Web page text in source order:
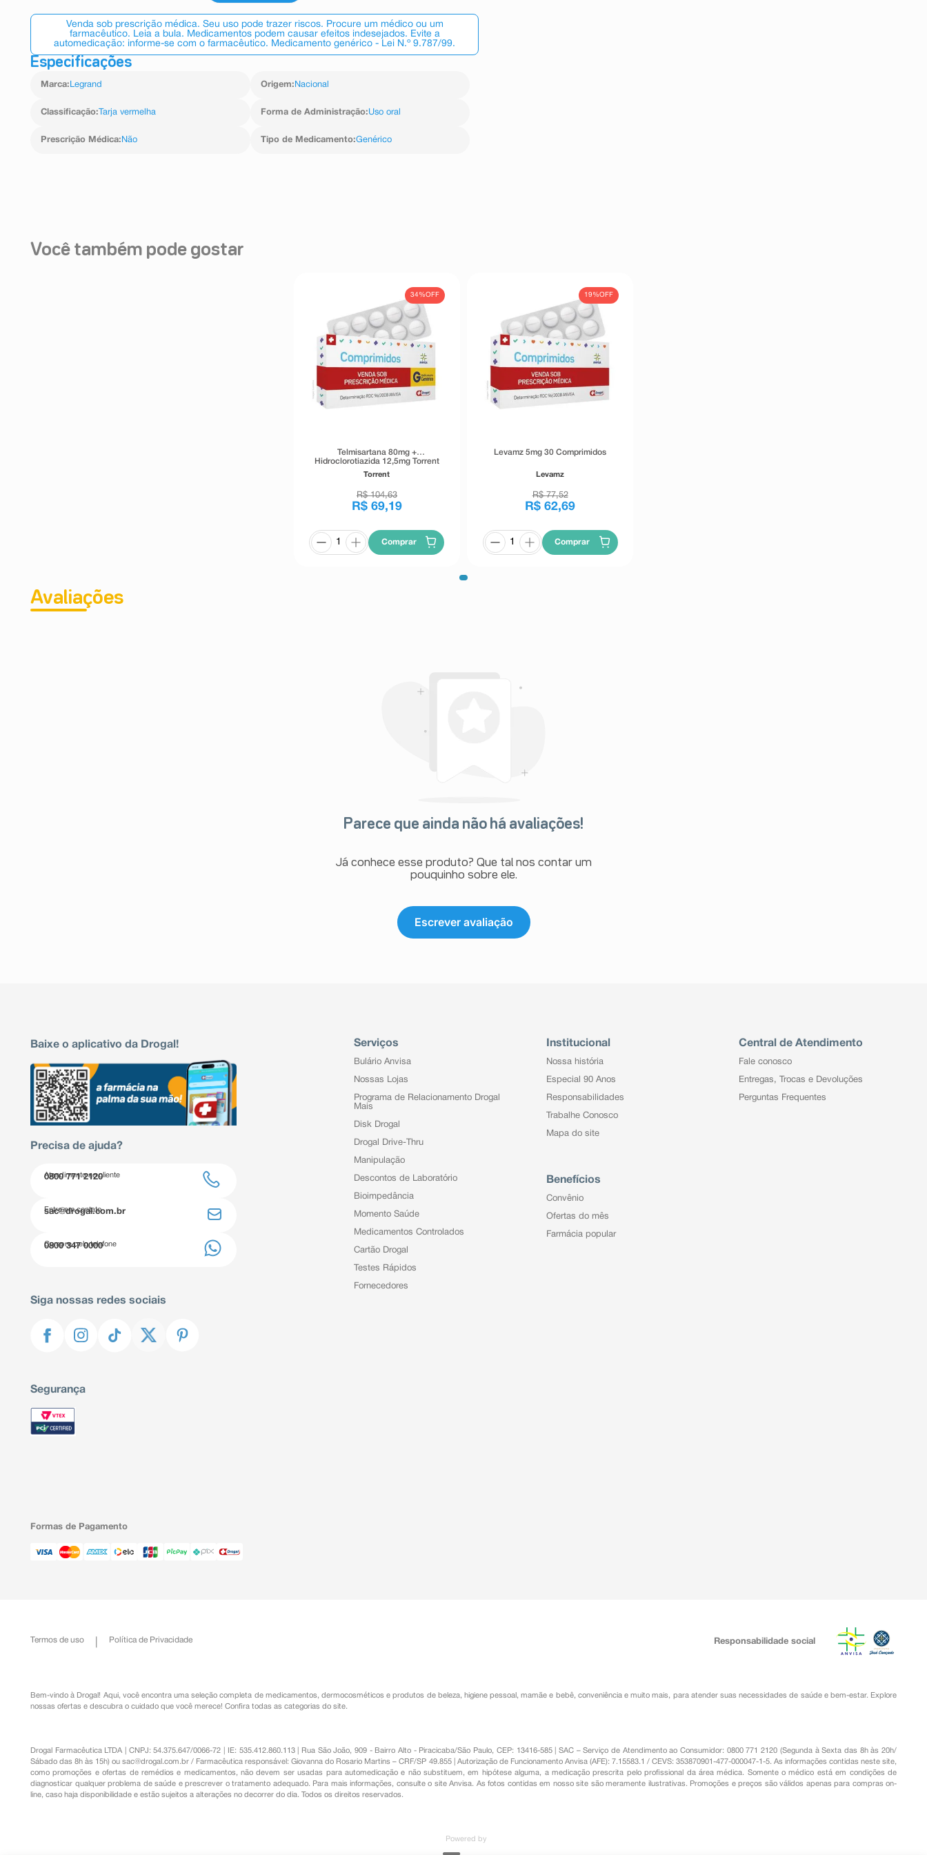
Venda sob prescrição médica. Seu uso pode trazer riscos. Procure um médico ou um
farmacêutico. Leia a bula. Medicamentos podem causar efeitos indesejados. Evite a
automedicação: informe-se com o farmacêutico. Medicamento genérico - Lei N.º 9.787/99.
Especificações
Marca: Legrand Origem: Nacional
Classificação: Tarja vermelha Forma de Administração:Uso oral
Prescrição Médica: Não Tipo de Medicamento:Genérico
Você também pode gostar
34%OFF
Telmisartana 80mg +
Hidroclorotiazida 12,5mg Torrent
30 Comprimidos
Torrent
R$ 104,63
R$ 69,19
Comprar
19%OFF
Levamz 5mg 30 Comprimidos
Levamz
R$ 77,52
R$ 62,69
Comprar
Avaliações
Parece que ainda não há avaliações!
Já conhece esse produto? Que tal nos contar um
pouquinho sobre ele.
Escrever avaliação
Baixe o aplicativo da Drogal!
Precisa de ajuda?
Atendimento ao cliente
0800 771 2120
Entre em contato
sac@drogal.com.br
Compre pelo telefone
0800 347 0000
Siga nossas redes sociais
Segurança
Serviços
Bulário Anvisa
Nossas Lojas
Programa de Relacionamento Drogal
Mais
Disk Drogal
Drogal Drive-Thru
Manipulação
Descontos de Laboratório
Bioimpedância
Momento Saúde
Medicamentos Controlados
Cartão Drogal
Testes Rápidos
Fornecedores
Institucional
Nossa história
Especial 90 Anos
Responsabilidades
Trabalhe Conosco
Mapa do site
Benefícios
Convênio
Ofertas do mês
Farmácia popular
Central de Atendimento
Fale conosco
Entregas, Trocas e Devoluções
Perguntas Frequentes
Formas de Pagamento
Termos de uso Política de Privacidade Responsabilidade social
Bem-vindo à Drogal! Aqui, você encontra uma seleção completa de medicamentos ,dermocosméticos e produtos de beleza, higiene pessoal ,mamãe e bebê, conveniênciae muito mais, para atender suas necessidades de saúde e bem-estar. Explore
nossas ofertas e descubra o cuidado que você merece! Confira todas as categorias do site.
Drogal Farmacêutica LTDA | CNPJ: 54.375.647/0066-72 | IE: 535.412.860.113 | Rua São João, 909 - Bairro Alto - Piracicaba/São Paulo, CEP: 13416-585 | SAC – Serviço de Atendimento ao Consumidor: 0800 771 2120 (Segunda à Sexta das 8h às 20h/
Sábado das 8h às 15h) ousac@drogal.com.br / Farmacêutica responsável: Giovanna do Rosario Martins – CRF/SP 49.855 | Autorização de Funcionamento Anvisa (AFE): 7.15583.1 / CEVS: 353870901-477-000047-1-5. As informações contidas neste site,
como promoções e ofertas de remédios e medicamentos, não devem ser usadas para automedicação e não substituem, em hipótese alguma, a medicação prescrita pelo profissional da área médica. Somente o médico está em condições de
diagnosticar qualquer problema de saúde e prescrever o tratamento adequado. Para mais informações, consulte o site Anvisa. As fotos contidas em nosso site são meramente ilustrativas. Promoções e preços são válidos apenas para compras on-
line, caso haja disponibilidade e estão sujeitos a alterações no decorrer do dia. Todos os direitos reservados.
Powered by